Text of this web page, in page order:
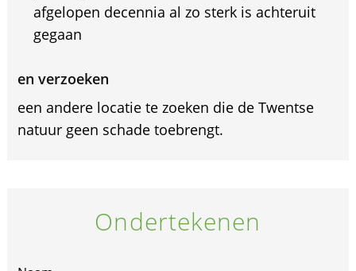
afgelopen decennia al zo sterk is achteruit
gegaan
en verzoeken
een andere locatie te zoeken die de Twentse
natuur geen schade toebrengt.
Ondertekenen